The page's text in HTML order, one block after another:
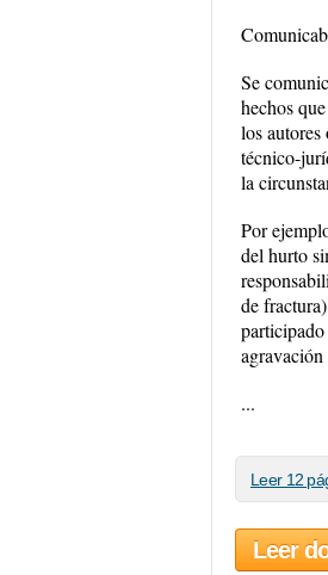
Se
hechos
los autores
técnico-
la
Por
del hurto
de
...
Leer 12
Leer